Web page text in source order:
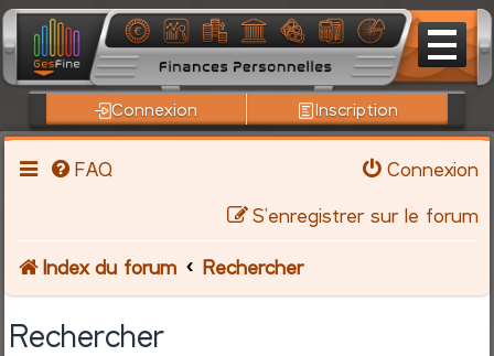
Connexion Inscription
FAQ
Connexion
S’enregistrer sur le forum
Index du forum Rechercher
Rechercher